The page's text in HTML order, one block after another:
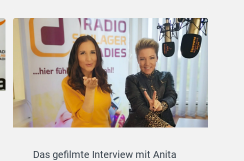
Das gefilmte Interview mit Anita